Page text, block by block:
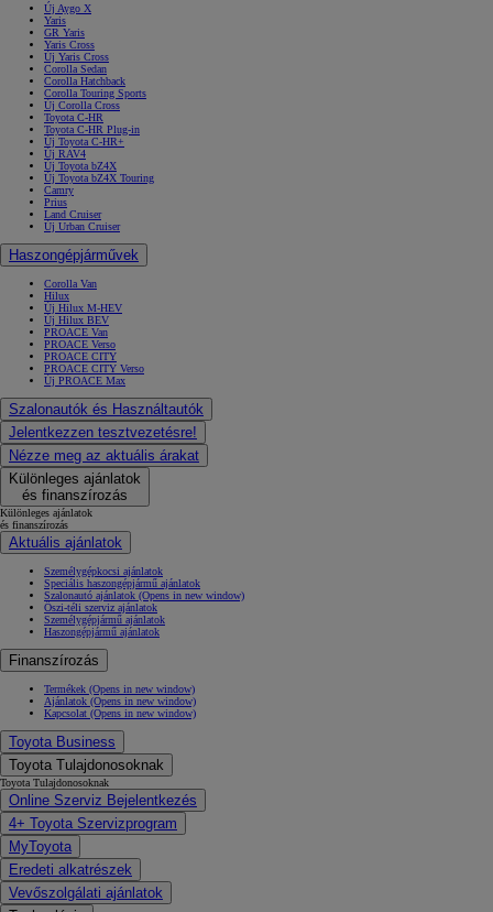
Új Aygo X
Yaris
GR Yaris
Yaris Cross
Új Yaris Cross
Corolla Sedan
Corolla Hatchback
Corolla Touring Sports
Új Corolla Cross
Toyota C-HR
Toyota C-HR Plug-in
Új Toyota C-HR+
Új RAV4
Új Toyota bZ4X
Új Toyota bZ4X Touring
Camry
Prius
Land Cruiser
Új Urban Cruiser
Haszongépjárművek
Corolla Van
Hilux
Új Hilux M-HEV
Új Hilux BEV
PROACE Van
PROACE Verso
PROACE CITY
PROACE CITY Verso
Új PROACE Max
Szalonautók és Használtautók
Jelentkezzen tesztvezetésre!
Nézze meg az aktuális árakat
Különleges ajánlatok
és finanszírozás
Különleges ajánlatok
és finanszírozás
Aktuális ajánlatok
Személygépkocsi ajánlatok
Speciális haszongépjármű ajánlatok
Szalonautó ajánlatok (Opens in new window)
Őszi-téli szerviz ajánlatok
Személygépjármű ajánlatok
Haszongépjármű ajánlatok
Finanszírozás
Termékek (Opens in new window)
Ajánlatok (Opens in new window)
Kapcsolat (Opens in new window)
Toyota Business
Toyota Tulajdonosoknak
Toyota Tulajdonosoknak
Online Szerviz Bejelentkezés
4+ Toyota Szervizprogram
MyToyota
Eredeti alkatrészek
Vevőszolgálati ajánlatok